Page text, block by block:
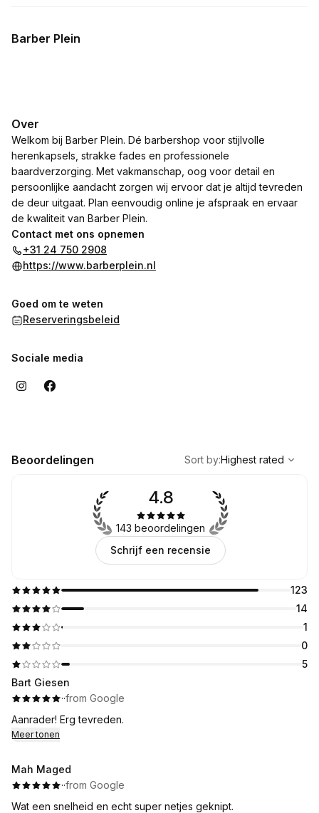
Barber Plein
Over
Welkom bij Barber Plein. Dé barbershop voor stijlvolle
herenkapsels, strakke fades en professionele
baardverzorging. Met vakmanschap, oog voor detail en
persoonlijke aandacht zorgen wij ervoor dat je altijd tevreden
de deur uitgaat. Plan eenvoudig online je afspraak en ervaar
de kwaliteit van Barber Plein.
Contact met ons opnemen
+31 24 750 2908
https://www.barberplein.nl
Goed om te weten
Reserveringsbeleid
Sociale media
Beoordelingen
Highest rated
Sort by:Highest rated
123
14
1
0
5
4.8
143 beoordelingen
Schrijf een recensie
Bart Giesen
··from Google
Aanrader! Erg tevreden.
Meer tonen
Mah Maged
··from Google
Wat een snelheid en echt super netjes geknipt.